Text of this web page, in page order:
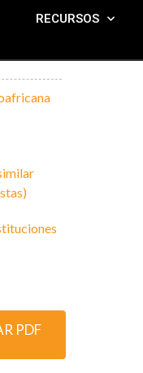
RECURSOS
PDF